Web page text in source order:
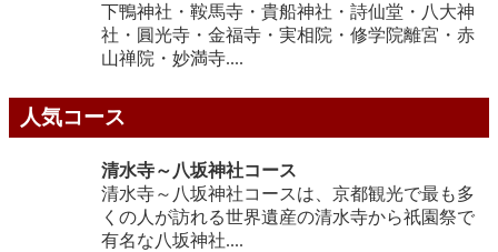
下鴨神社・鞍馬寺・貴船神社・詩仙堂・八大神
社・圓光寺・金福寺・実相院・修学院離宮・赤
山禅院・妙満寺....
人気コース
清水寺～八坂神社コース
清水寺～八坂神社コースは、京都観光で最も多
くの人が訪れる世界遺産の清水寺から祇園祭で
有名な八坂神社....